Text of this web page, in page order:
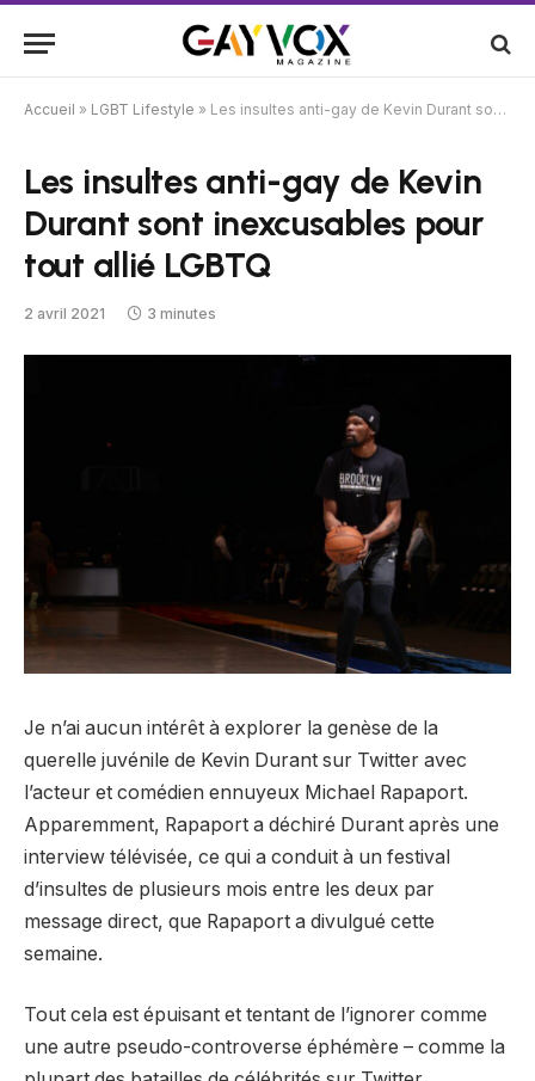
Accueil » LGBT Lifestyle » Les insultes anti-gay de Kevin Durant sont inexcusables pour tout allié LGBTQ
Les insultes anti-gay de Kevin
Durant sont inexcusables pour
tout allié LGBTQ
2 avril 2021 3 minutes
Je n’ai aucun intérêt à explorer la genèse de la
querelle juvénile de Kevin Durant sur Twitter avec
l’acteur et comédien ennuyeux Michael Rapaport.
Apparemment, Rapaport a déchiré Durant après une
interview télévisée, ce qui a conduit à un festival
d’insultes de plusieurs mois entre les deux par
message direct, que Rapaport a divulgué cette
semaine.
Tout cela est épuisant et tentant de l’ignorer comme
une autre pseudo-controverse éphémère – comme la